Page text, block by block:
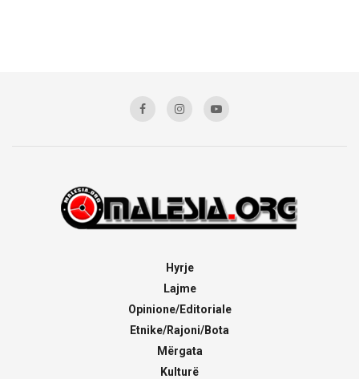
Hyrje
Lajme
Opinione/Editoriale
Etnike/Rajoni/Bota
Mërgata
Kulturë